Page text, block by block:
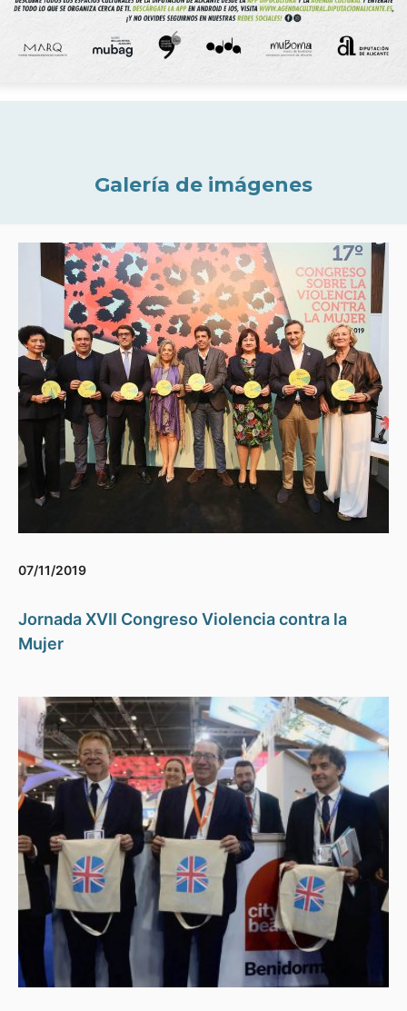
Galería de imágenes
07/11/2019
Jornada XVII Congreso Violencia contra la
Mujer